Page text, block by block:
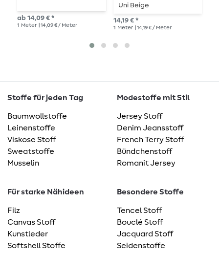
ab 14,09 € *
1 Meter | 14,09 € / Meter
Uni Beige
14,19 € *
1 Meter | 14,19 € / Meter
Stoffe für jeden Tag
Baumwollstoffe
Leinenstoffe
Viskose Stoff
Sweatstoffe
Musselin
Modestoffe mit Stil
Jersey Stoff
Denim Jeansstoff
French Terry Stoff
Bündchenstoff
Romanit Jersey
Für starke Nähideen
Filz
Canvas Stoff
Kunstleder
Softshell Stoffe
Besondere Stoffe
Tencel Stoff
Bouclé Stoff
Jacquard Stoff
Seidenstoffe